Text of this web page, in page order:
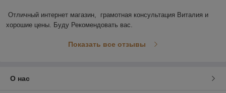
Отличный интернет магазин,  грамотная консультация Виталия и
хорошие цены. Буду Рекомендовать вас.
Показать все отзывы
О нас